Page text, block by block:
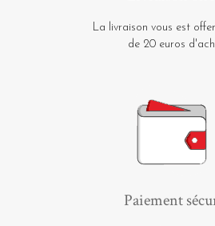
La livraison vous est
de 20 euros
Paiement